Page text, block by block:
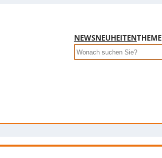
NEWSNEUHEITEN
Search